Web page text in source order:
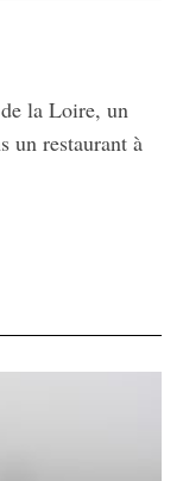
la Loire, un
un restaurant à